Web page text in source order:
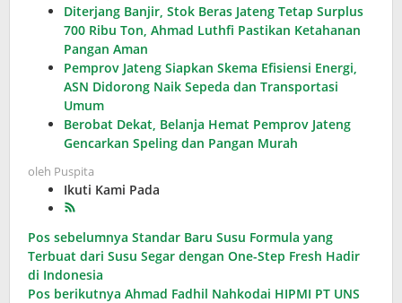
Diterjang Banjir, Stok Beras Jateng Tetap Surplus
700 Ribu Ton, Ahmad Luthfi Pastikan Ketahanan
Pangan Aman
Pemprov Jateng Siapkan Skema Efisiensi Energi,
ASN Didorong Naik Sepeda dan Transportasi
Umum
Berobat Dekat, Belanja Hemat Pemprov Jateng
Gencarkan Speling dan Pangan Murah
oleh Puspita
Ikuti Kami Pada
Navigasi
pos
Pos sebelumnya Standar Baru Susu Formula yang
Terbuat dari Susu Segar dengan One-Step Fresh Hadir
di Indonesia
Pos berikutnya Ahmad Fadhil Nahkodai HIPMI PT UNS